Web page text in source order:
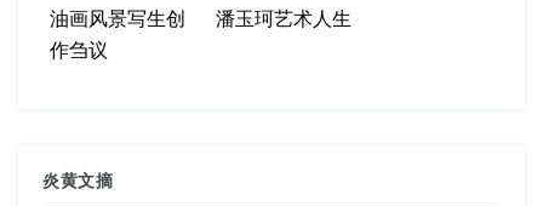
油画风景写生创
作刍议
潘玉珂艺术人生
炎黄文摘